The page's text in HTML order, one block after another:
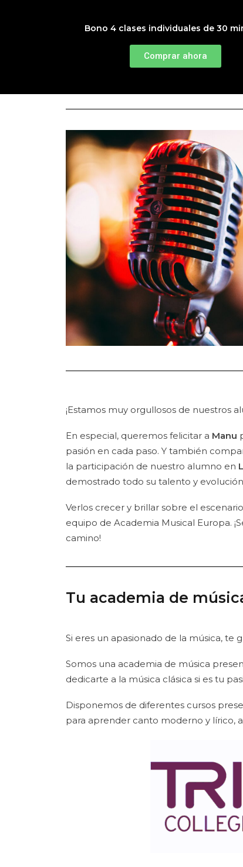
Bono 4 clases individuales de 30
Comprar ahora
¡Estamos muy orgullosos de nuestros
En especial, queremos felicitar a Manu
pasión en cada paso. Y también
la participación de nuestro alumno en
demostrado todo su talento y
Verlos crecer y brillar sobre el
equipo de Academia Musical Europa.
camino!
Tu academia de
Si eres un apasionado de la música, te
Somos una academia de música
dedicarte a la música clásica si es tu
Disponemos de diferentes cursos
para aprender canto moderno y lírico,